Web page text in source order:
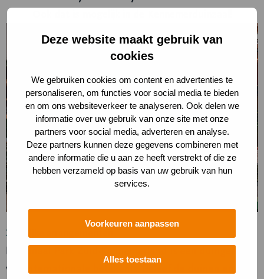
Deze website maakt gebruik van
cookies
We gebruiken cookies om content en advertenties te
personaliseren, om functies voor social media te bieden
en om ons websiteverkeer te analyseren. Ook delen we
informatie over uw gebruik van onze site met onze
partners voor social media, adverteren en analyse.
Deze partners kunnen deze gegevens combineren met
andere informatie die u aan ze heeft verstrekt of die ze
hebben verzameld op basis van uw gebruik van hun
services.
Voorkeuren aanpassen
Alles toestaan
Zakelijke arrangementen
Nationaal Park Zuid-Kennemerland is een duingebied
van internationale betekenis. Beleef de duinen en laat